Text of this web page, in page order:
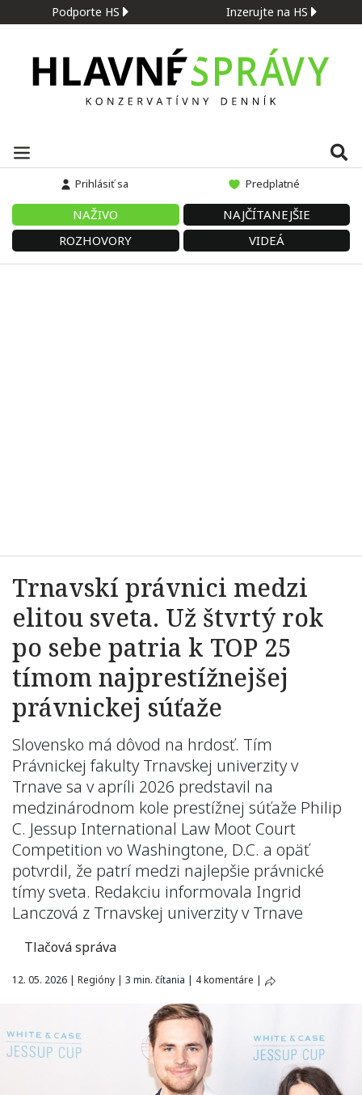
Podporte HS Inzerujte na HS
Prihlásiť sa Predplatné
NAŽIVO
NAJČÍTANEJŠIE
ROZHOVORY
VIDEÁ
Trnavskí právnici medzi
elitou sveta. Už štvrtý rok
po sebe patria k TOP 25
tímom najprestížnejšej
právnickej súťaže
Slovensko má dôvod na hrdosť. Tím
Právnickej fakulty Trnavskej univerzity v
Trnave sa v apríli 2026 predstavil na
medzinárodnom kole prestížnej súťaže Philip
C. Jessup International Law Moot Court
Competition vo Washingtone, D.C. a opäť
potvrdil, že patrí medzi najlepšie právnické
tímy sveta. Redakciu informovala Ingrid
Lanczová z Trnavskej univerzity v Trnave
Tlačová správa
12. 05. 2026 | Regióny | 3 min. čítania | 4 komentáre |